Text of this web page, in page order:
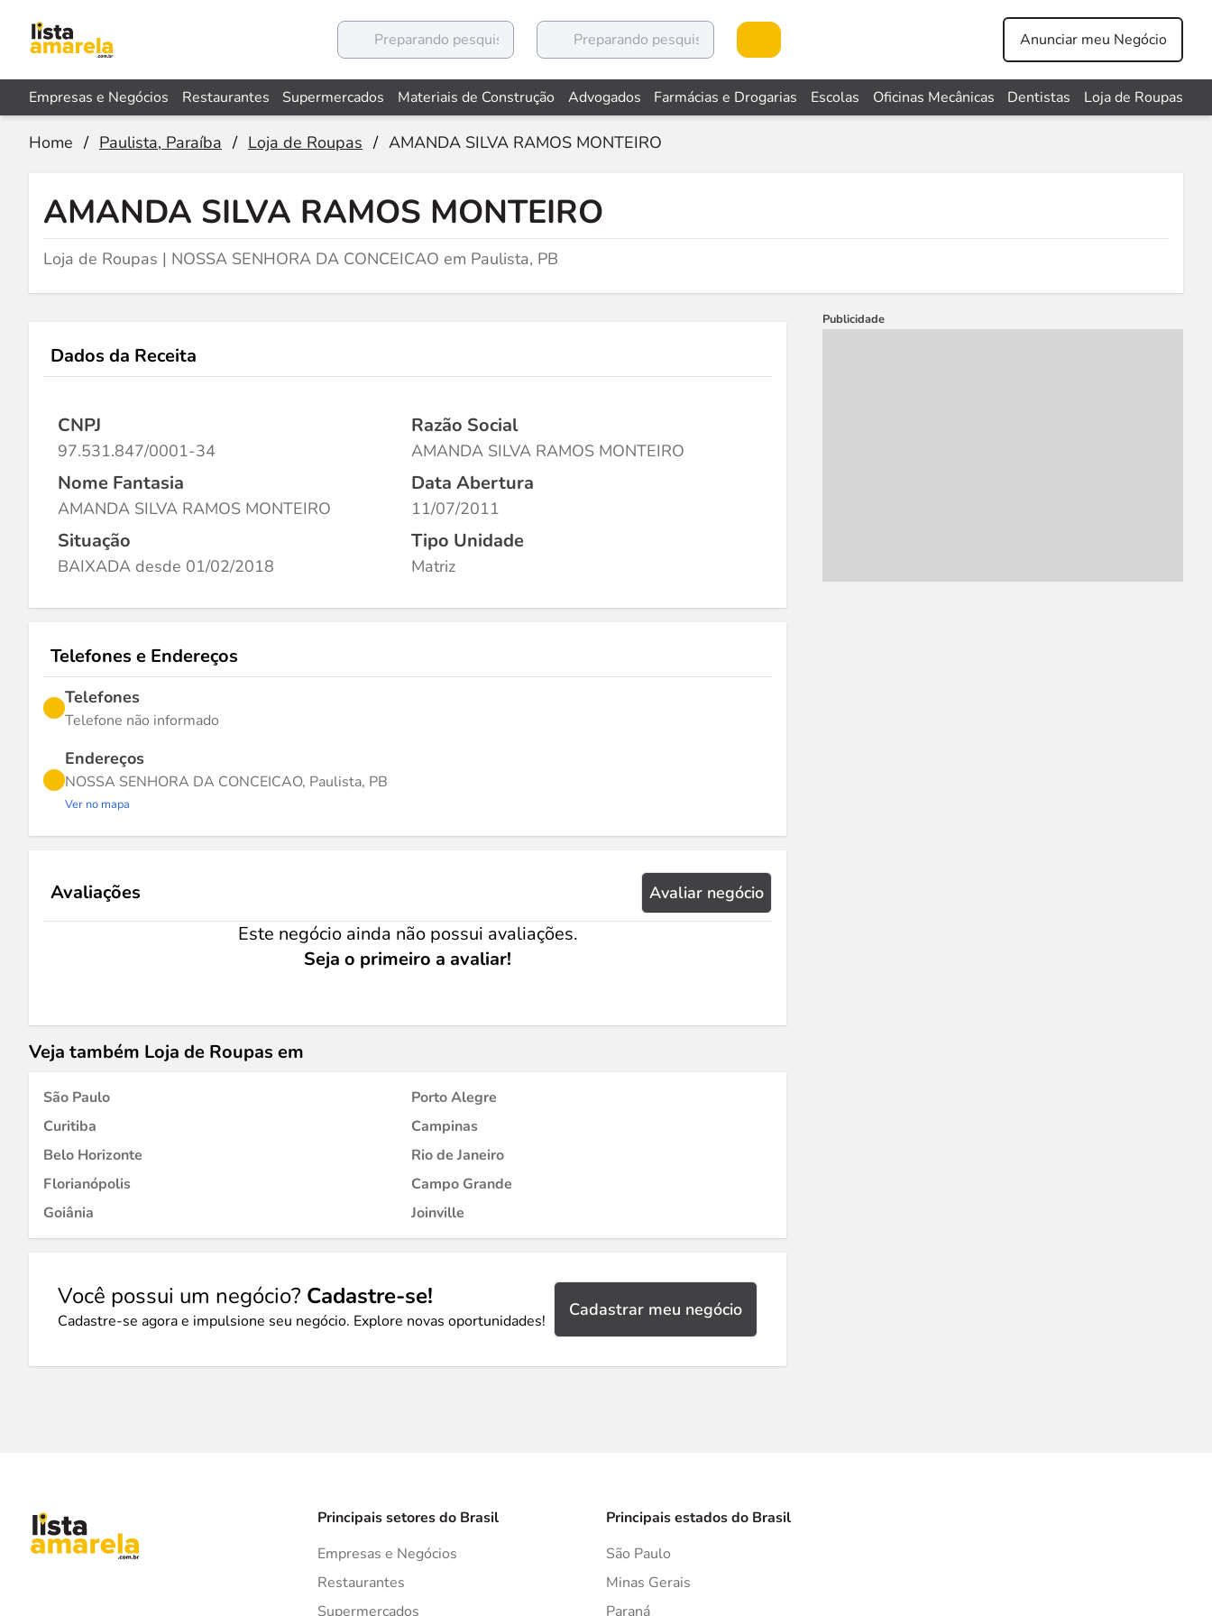
Anunciar meu Negócio
Empresas e Negócios Restaurantes Supermercados Materiais de Construção Advogados Farmácias e Drogarias Escolas Oficinas Mecânicas Dentistas Loja de Roupas
Home / Paulista, Paraíba / Loja de Roupas / AMANDA SILVA RAMOS MONTEIRO
AMANDA SILVA RAMOS MONTEIRO
Loja de Roupas | NOSSA SENHORA DA CONCEICAO em Paulista, PB
Dados da Receita
CNPJ
97.531.847/0001-34
Razão Social
AMANDA SILVA RAMOS MONTEIRO
Nome Fantasia
AMANDA SILVA RAMOS MONTEIRO
Data Abertura
11/07/2011
Situação
BAIXADA desde 01/02/2018
Tipo Unidade
Matriz
Telefones e Endereços
Telefones
Telefone não informado
Endereços
NOSSA SENHORA DA CONCEICAO, Paulista, PB
Ver no mapa
Avaliações Avaliar negócio
Este negócio ainda não possui avaliações.
Seja o primeiro a avaliar!
Veja também Loja de Roupas em
São Paulo
Porto Alegre
Curitiba
Campinas
Belo Horizonte
Rio de Janeiro
Florianópolis
Campo Grande
Goiânia
Joinville
Você possui um negócio? Cadastre-se!
Cadastre-se agora e impulsione seu negócio. Explore novas oportunidades!
Cadastrar meu negócio
Publicidade
Principais setores do Brasil
Empresas e Negócios
Restaurantes
Supermercados
Principais estados do Brasil
São Paulo
Minas Gerais
Paraná